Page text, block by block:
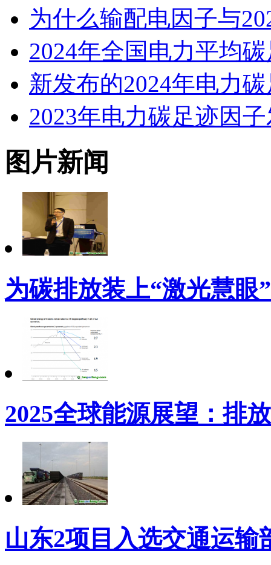
为什么输配电因子与
2024年全国电力平均
新发布的2024年电力
2023年电力碳足迹因
图片新闻
为碳排放装上“激光慧眼”
2025全球能源展望：排
山东2项目入选交通运输